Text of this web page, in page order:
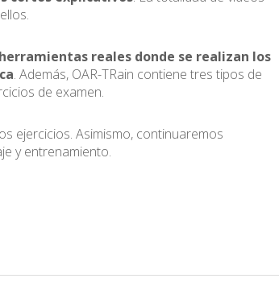
reales donde se realizan los
. Además, OAR-TRain contiene tres tipos de
de examen.
ejercicios. Asimismo, continuaremos
y entrenamiento.